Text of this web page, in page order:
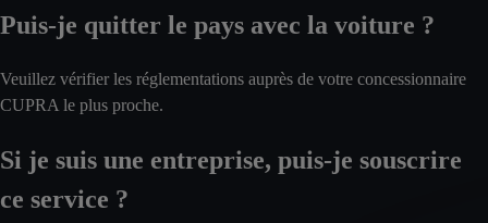
Puis-je quitter le pays avec la voiture ?
Veuillez vérifier les réglementations auprès de votre concessionnaire
CUPRA le plus proche.
Si je suis une entreprise, puis-je souscrire
ce service ?